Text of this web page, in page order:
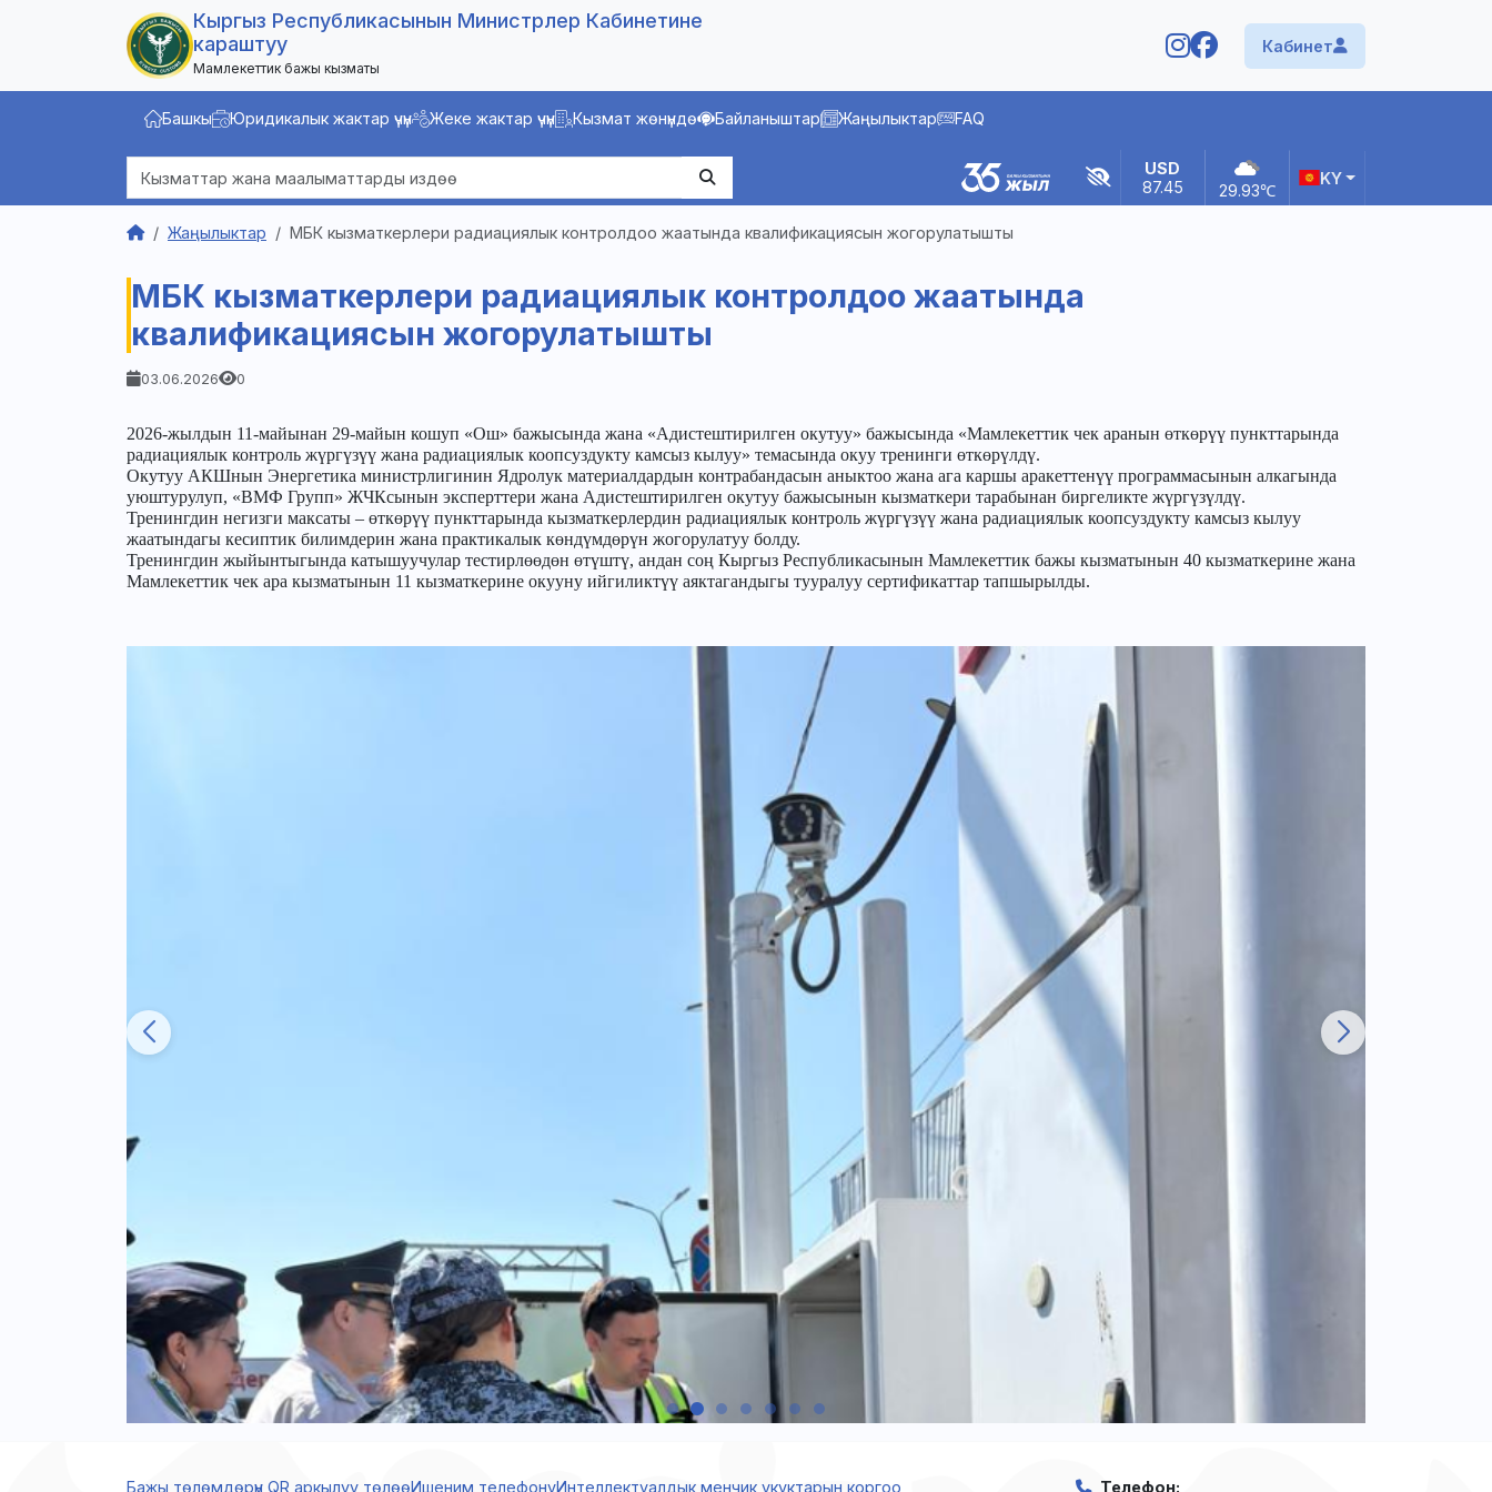
Кыргыз Республикасынын Министрлер Кабинетине
караштуу
Мамлекеттик бажы кызматы
Кабинет
Башкы Юридикалык жактар ​​үчүн Жеке жактар үчүн Кызмат жөнүндө Байланыштар Жаңылыктар FAQ
USD
87.45
29.93℃
KY
Жаңылыктар МБК кызматкерлери радиациялык контролдоо жаатында квалификациясын жогорулатышты
МБК кызматкерлери радиациялык контролдоо жаатында
квалификациясын жогорулатышты
03.06.2026 0
2026-жылдын 11-майынан 29-майын кошуп «Ош» бажысында жана «Адистештирилген окутуу» бажысында «Мамлекеттик чек аранын өткөрүү пункттарында
радиациялык контроль жүргүзүү жана радиациялык коопсуздукту камсыз кылуу» темасында окуу тренинги өткөрүлдү.
Окутуу АКШнын Энергетика министрлигинин Ядролук материалдардын контрабандасын аныктоо жана ага каршы аракеттенүү программасынын алкагында
уюштурулуп, «ВМФ Групп» ЖЧКсынын эксперттери жана Адистештирилген окутуу бажысынын кызматкери тарабынан биргеликте жүргүзүлдү.
Тренингдин негизги максаты – өткөрүү пункттарында кызматкерлердин радиациялык контроль жүргүзүү жана радиациялык коопсуздукту камсыз кылуу
жаатындагы кесиптик билимдерин жана практикалык көндүмдөрүн жогорулатуу болду.
Тренингдин жыйынтыгында катышуучулар тестирлөөдөн өтүштү, андан соң Кыргыз Республикасынын Мамлекеттик бажы кызматынын 40 кызматкерине жана
Мамлекеттик чек ара кызматынын 11 кызматкерине окууну ийгиликтүү аяктагандыгы тууралуу сертификаттар тапшырылды.
Бажы төлөмдөрүн QR аркылуу төлөөИшеним телефонуИнтеллектуалдык менчик укуктарын коргоо Телефон: